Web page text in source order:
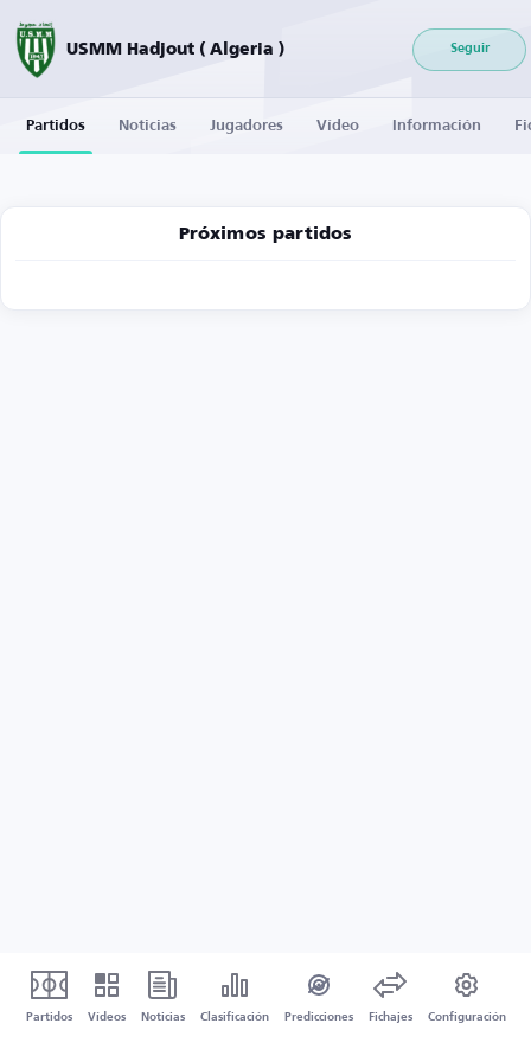
USMM Hadjout ( Algeria ) Seguir
Partidos Noticias Jugadores Vídeo Información
Próximos partidos
Partidos Vídeos Noticias Clasificación Predicciones Fichajes Configuración